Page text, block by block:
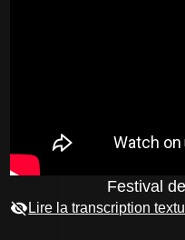
Festival
Lire la transcription